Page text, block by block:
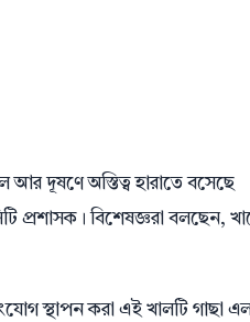
দূষণে অস্তিত্ব হারাতে বসেছে
প্রশাসক। বিশেষজ্ঞরা বলছেন,
স্থাপন করা এই খালটি গাছা